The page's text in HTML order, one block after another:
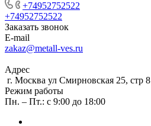
+74952752522
+74952752522
Заказать звонок
E-mail
zakaz@metall-ves.ru
Адрес
г. Москва ул Смирновская 25, стр 8
Режим работы
Пн. – Пт.: с 9:00 до 18:00